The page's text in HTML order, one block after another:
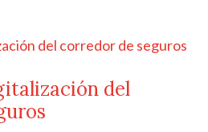
del